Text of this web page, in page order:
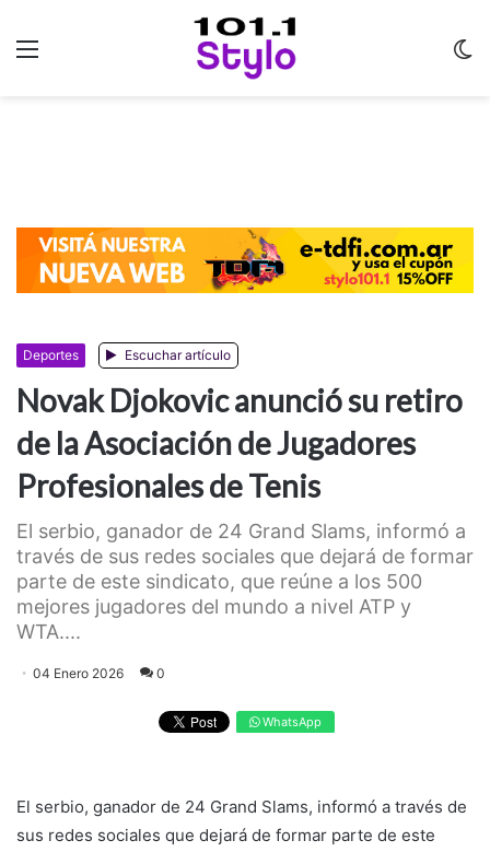
Deportes Escuchar artículo
Novak Djokovic anunció su retiro
de la Asociación de Jugadores
Profesionales de Tenis
El serbio, ganador de 24 Grand Slams, informó a
través de sus redes sociales que dejará de formar
parte de este sindicato, que reúne a los 500
mejores jugadores del mundo a nivel ATP y
WTA....
04 Enero 2026 0
WhatsApp
El serbio, ganador de 24 Grand Slams, informó a través de
sus redes sociales que dejará de formar parte de este